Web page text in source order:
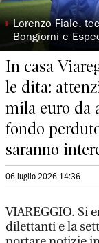
◗ Lorenzo Fiale,
Bongiorni e
In casa
le dita:
mila euro da
fondo
saranno
06 luglio 2026 14:36
VIAREGGIO. Si
dilettanti e la